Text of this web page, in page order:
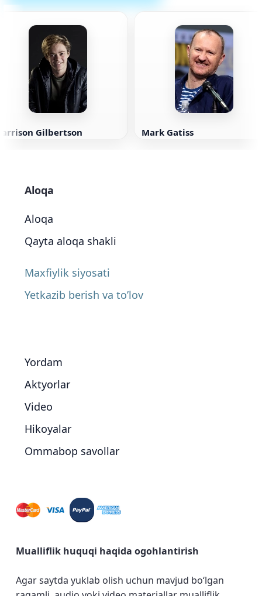
Gilbertson Mark Gatiss
Aloqa
Aloqa
Qayta aloqa shakli
Maxfiylik siyosati
Yetkazib berish va to’lov
Yordam
Aktyorlar
Video
Hikoyalar
Ommabop savollar
Mualliflik huquqi haqida ogohlantirish
Agar saytda yuklab olish uchun mavjud bo‘lgan